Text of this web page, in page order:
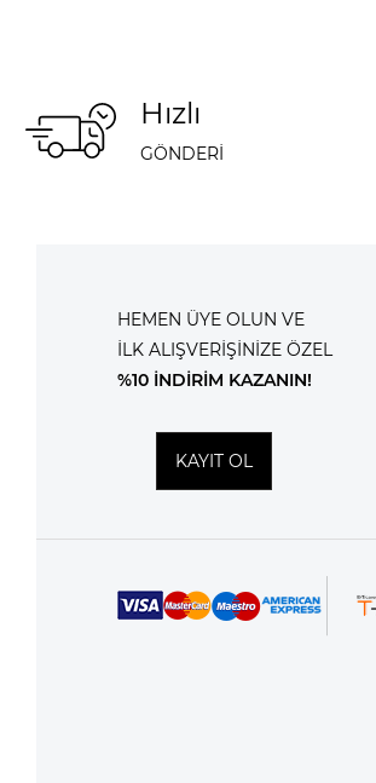
Hızlı
GÖNDERİ
HEMEN ÜYE OLUN VE
İLK ALIŞVERİŞİNİZE ÖZEL
%10 İNDİRİM KAZANIN!
KAYIT OL